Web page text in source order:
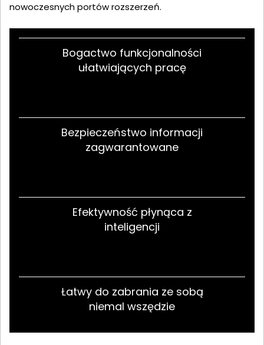
nowoczesnych portów rozszerzeń.
Bogactwo funkcjonalności
ułatwiających pracę
Bezpieczeństwo informacji
zagwarantowane
Efektywność płynąca z
inteligencji
Łatwy do zabrania ze sobą
niemal wszędzie